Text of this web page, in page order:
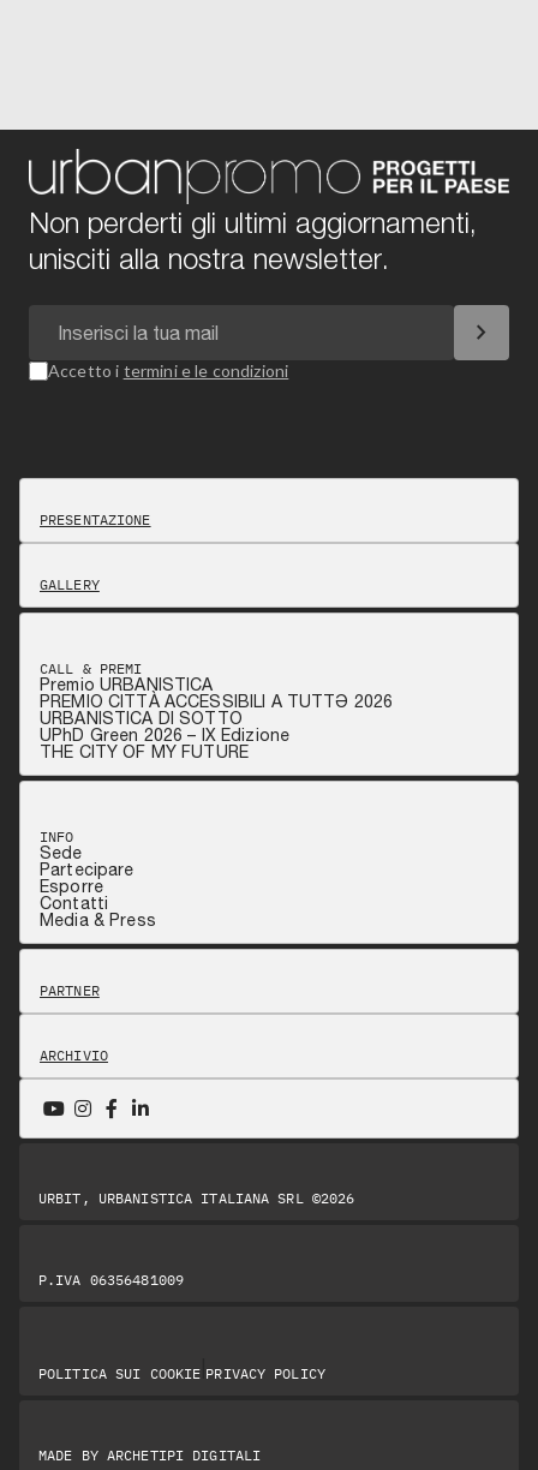
Non perderti gli ultimi aggiornamenti,
unisciti alla nostra newsletter.
chevron_right
Accetto i termini e le condizioni
PRESENTAZIONE
GALLERY
CALL & PREMI
Premio URBANISTICA
PREMIO CITTÀ ACCESSIBILI A TUTTƏ 2026
URBANISTICA DI SOTTO
UPhD Green 2026 – IX Edizione
THE CITY OF MY FUTURE
INFO
Sede
Partecipare
Esporre
Contatti
Media & Press
PARTNER
ARCHIVIO
URBIT, URBANISTICA ITALIANA SRL ©2026
P.IVA 06356481009
POLITICA SUI COOKIE PRIVACY POLICY
MADE BY ARCHETIPI DIGITALI